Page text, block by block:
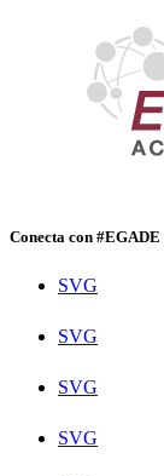
Conecta con #EGADE
SVG
SVG
SVG
SVG